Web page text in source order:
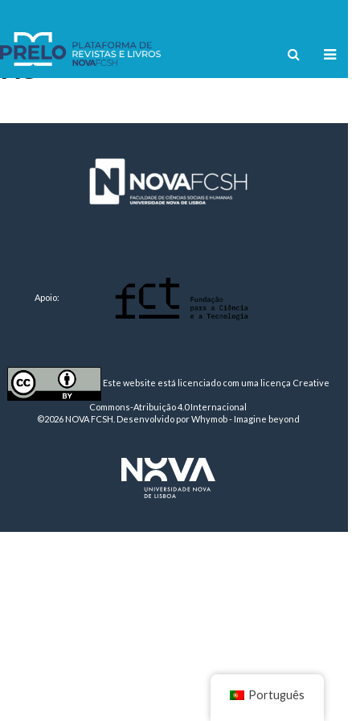
Apoio:
Este website está licenciado com uma licença Creative
Commons-Atribuição 4.0 Internacional
©2026 NOVA FCSH. Desenvolvido porWhymob - Imagine beyond
Português